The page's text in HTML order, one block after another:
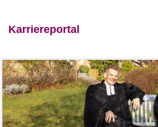
Karriereportal